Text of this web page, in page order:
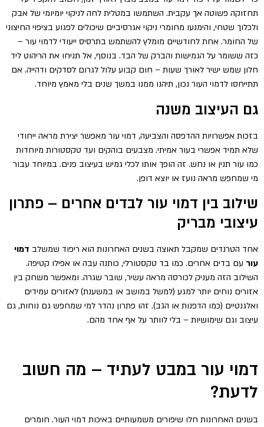
תחזוקה פשוטה אך עקבית. השתמשו במטלית לחה לניקוי יומיומי של אבק
ולכלוך שטחי, והימנעו מחומרי ניקוי אגרסיביים שיכולים לפגוע בציפוי החיצוני
של החומר. אחת לחודשיים מומלץ להשתמש בתרסיס ייעודי לדמוי עור –
כזה ששומר על הגמישות והברק של הבד. בנוסף, אל תניחו את הריהוט ליד
חלון שמש ישיר לאורך שעות – חום קבוע עלול לגרום לסדקים ודהייה. אם
תתייחסו לדמוי העור נכון, תיהנו ממנו במשך שנים בלי מאמץ מיוחד.
גם העיצוב משנה
בזכות אפשרויות ההדפסה והצביעה, דמוי עור מאפשר יצירת מראה ייחודי
שלא תמיד אפשרי בעור אמיתי. מצבעים בוהקים ועד טקסטורות מיוחדות
כמו עור תנין או נחש. זה הופך אותו לכלי גמיש בעיצוב פנים. במיוחד עבור
מי שמחפש מראה נועז או יוצא דופן.
שילוב בין דמוי עור לבדים אחרים – פתרון
עיצובי מבריק
אחד הטרנדים שמקבל תאוצה בשנים האחרונות הוא ריפוד שמשלב דמוי
עור עם בדים אחרים. כמו בד טקסטורלי, כותנה עבה או אפילו קטיפה.
השילוב הזה מעניק לכורסה מראה עשיר, שובר שגרה. ומאפשר משחק בין
אזורים נוחים יותר למגע (למשל במושב או במשענת) לאזורים עמידים
ואלגנטיים (כמו הדפנות או הגב). זהו פתרון נהדר למי שמחפש גם נוחות, גם
עיצוב וגם שימושיות – בלי לוותר על אף אחד מהם.
דמוי עור במבט לעתיד – מה חשוב
לדעת?
בשנים האחרונות חלו שיפורים משמעותיים באיכות דמוי העור. חומרים